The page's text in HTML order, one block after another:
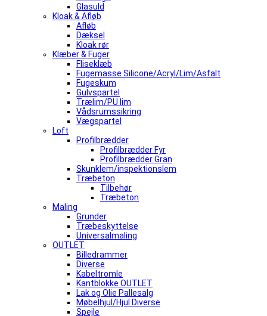
Glasuld
Kloak & Afløb
Afløb
Dæksel
Kloak rør
Klæber & Fuger
Fliseklæb
Fugemasse Silicone/Acryl/Lim/Asfalt
Fugeskum
Gulvspartel
Trælim/PU lim
Vådsrumssikring
Vægspartel
Loft
Profilbrædder
Profilbrædder Fyr
Profilbrædder Gran
Skunklem/inspektionslem
Træbeton
Tilbehør
Træbeton
Maling
Grunder
Træbeskyttelse
Universalmaling
OUTLET
Billedrammer
Diverse
Kabeltromle
Kantblokke OUTLET
Lak og Olie Pallesalg
Møbelhjul/Hjul Diverse
Spejle